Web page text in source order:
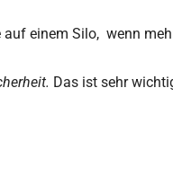
einem Silo, wenn
Das ist sehr